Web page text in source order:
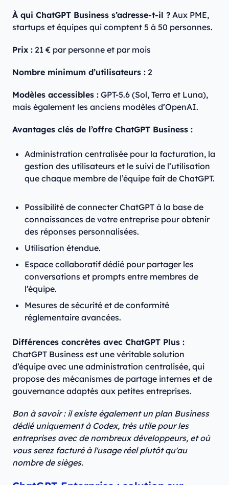
À qui ChatGPT Business s’adresse-t-il ? Aux PME,
startups et équipes qui comptent 5 à 50 personnes.
Prix : 21 € par personne et par mois
Nombre minimum d’utilisateurs : 2
Modèles accessibles : GPT-5.6 (Sol, Terra et Luna),
mais également les anciens modèles d’OpenAI.
Avantages clés de l’offre ChatGPT Business :
Administration centralisée pour la facturation, la
gestion des utilisateurs et le suivi de l’utilisation
que chaque membre de l’équipe fait de ChatGPT.
Possibilité de connecter ChatGPT à la base de
connaissances de votre entreprise pour obtenir
des réponses personnalisées.
Utilisation étendue.
Espace collaboratif dédié pour partager les
conversations et prompts entre membres de
l’équipe.
Mesures de sécurité et de conformité
réglementaire avancées.
Différences concrètes avec ChatGPT Plus :
ChatGPT Business est une véritable solution
d’équipe avec une administration centralisée, qui
propose des mécanismes de partage internes et de
gouvernance adaptés aux petites entreprises.
Bon à savoir : il existe également un plan Business
dédié uniquement à Codex, très utile pour les
entreprises avec de nombreux développeurs, et où
vous serez facturé à l'usage réel plutôt qu'au
nombre de sièges.